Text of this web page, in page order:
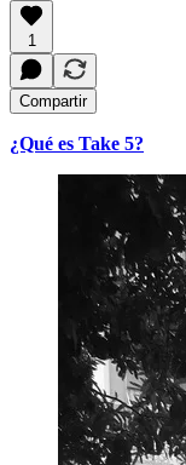
1
Compartir
¿Qué es Take 5?